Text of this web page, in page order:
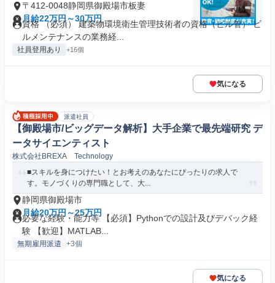
〒412-0048静岡県御殿場市板妻
月給22万円～30万円
資格 （必須） 建築物環境衛生管理技術者の資格（ビル管） ビ
ルメンテナンスの業務経...
社員登用あり +16個
気になる
派遣社員
【御殿場市/ビッグデータ解析】大手企業で最先端研究 デ
ータサイエンティスト
株式会社BREXA Technology
■スキルを身につけたい！とお考えのあなたにぴったりの求人で
す。モノづくりの専門職として、大...
静岡県御殿場市
月給20万円～25万円
必要な経験・能力等 【必須】Pythonでの設計及びデバック経
験 【歓迎】MATLAB...
無期雇用派遣 +3個
気になる